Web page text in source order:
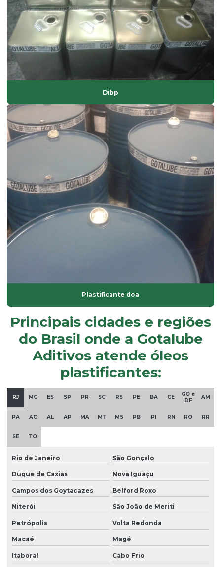
Isoparafina líquida
Isoparafina líquida preço
Lubrificante externo
óleo dinp
óleo dop
óleo plastificante para borracha
óleo de soja epoxidado
óleos plastificantes
Onde comprar plastificantes
óxido de magnésio
Parafina em pó
Plastificante de base vegetal atóxico
Plastificante vegetal para pvc
Plastisol
Plastisol para aplicações
Plastisol atóxico
Querosene desodorizado
Redutor de viscosidade atóxico para pastas
Resina hidrocarbônica
Retardante de chamas
Sebo em pó
Solvente atóxico
Dibp
Plastificante doa
Principais cidades e regiões
do Brasil onde a Gotalube
Aditivos atende óleos
plastificantes:
RJ MG ES SP PR SC RS PE BA CE
GO e
DF
AM
PA AC AL AP MA MT MS PB PI RN RO RR
SE TO
Rio de Janeiro São Gonçalo
Duque de Caxias Nova Iguaçu
Campos dos Goytacazes Belford Roxo
Niterói São João de Meriti
Petrópolis Volta Redonda
Macaé Magé
Itaboraí Cabo Frio